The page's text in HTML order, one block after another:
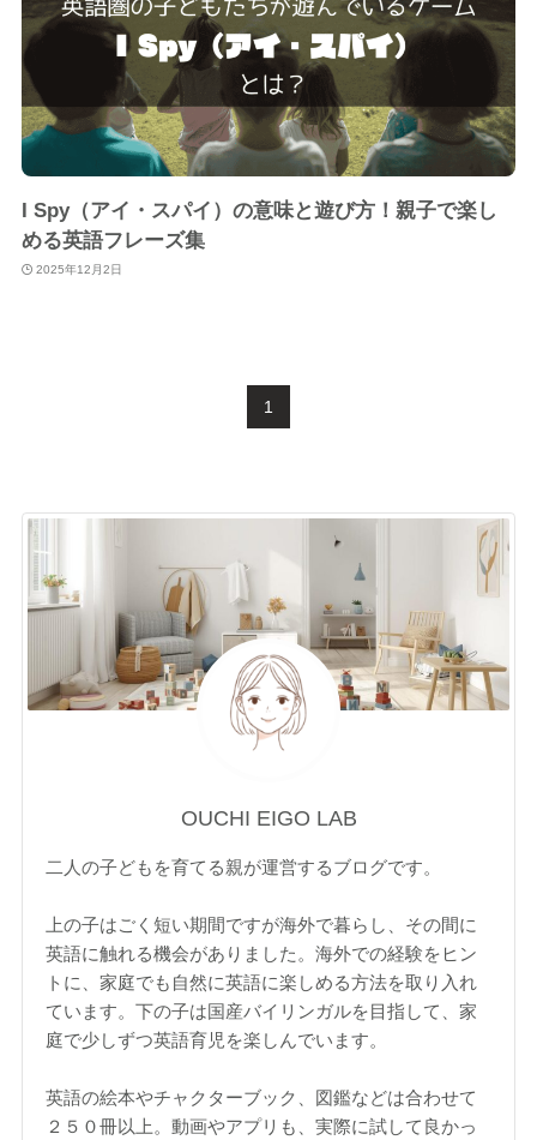
I Spy（アイ・スパイ）の意味と遊び方！親子で楽し
める英語フレーズ集
2025年12月2日
1
OUCHI EIGO LAB
二人の子どもを育てる親が運営するブログです。
上の子はごく短い期間ですが海外で暮らし、その間に
英語に触れる機会がありました。海外での経験をヒン
トに、家庭でも自然に英語に楽しめる方法を取り入れ
ています。下の子は国産バイリンガルを目指して、家
庭で少しずつ英語育児を楽しんでいます。
英語の絵本やチャクターブック、図鑑などは合わせて
２５０冊以上。動画やアプリも、実際に試して良かっ